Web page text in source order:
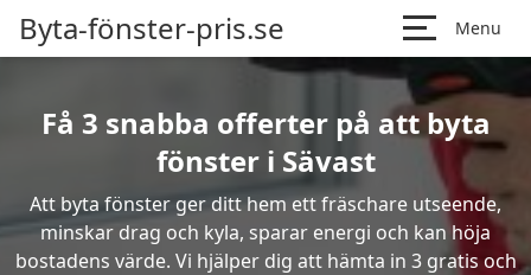
Byta-fönster-pris.se Menu
Få 3 snabba offerter på att byta
fönster i Sävast
Att byta fönster ger ditt hem ett fräschare utseende,
minskar drag och kyla, sparar energi och kan höja
bostadens värde. Vi hjälper dig att hämta in 3 gratis och